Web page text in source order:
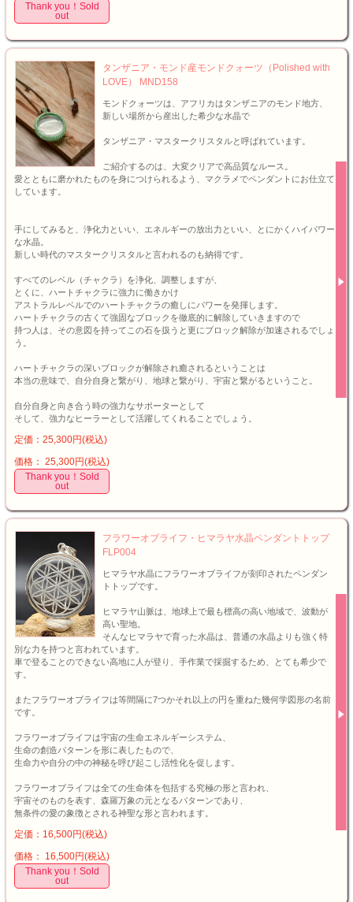
Thank you！Sold
out
タンザニア・モンド産モンドクォーツ（Polished with
LOVE） MND158
モンドクォーツは、アフリカはタンザニアのモンド地方、
新しい場所から産出した希少な水晶で
タンザニア・マスタークリスタルと呼ばれています。
ご紹介するのは、大変クリアで高品質なルース。
愛とともに磨かれたものを身につけられるよう、マクラメでペンダントにお仕立て
しています。
手にしてみると、浄化力といい、エネルギーの放出力といい、とにかくハイパワー
な水晶。
新しい時代のマスタークリスタルと言われるのも納得です。
すべてのレベル（チャクラ）を浄化、調整しますが、
とくに、ハートチャクラに強力に働きかけ
アストラルレベルでのハートチャクラの癒しにパワーを発揮します。
ハートチャクラの古くて強固なブロックを徹底的に解除していきますので
持つ人は、その意図を持ってこの石を扱うと更にブロック解除が加速されるでしょ
う。
ハートチャクラの深いブロックが解除され癒されるということは
本当の意味で、自分自身と繋がり、地球と繋がり、宇宙と繋がるということ。
自分自身と向き合う時の強力なサポーターとして
そして、強力なヒーラーとして活躍してくれることでしょう。
定価：25,300円(税込)
価格： 25,300円(税込)
Thank you！Sold
out
フラワーオブライフ・ヒマラヤ水晶ペンダントトップ
FLP004
ヒマラヤ水晶にフラワーオブライフが刻印されたペンダン
トトップです。
ヒマラヤ山脈は、地球上で最も標高の高い地域で、波動が
高い聖地。
そんなヒマラヤで育った水晶は、普通の水晶よりも強く特
別な力を持つと言われています。
車で登ることのできない高地に人が登り、手作業で採掘するため、とても希少で
す。
またフラワーオブライフは等間隔に7つかそれ以上の円を重ねた幾何学図形の名前
です。
フラワーオブライフは宇宙の生命エネルギーシステム、
生命の創造パターンを形に表したもので、
生命力や自分の中の神秘を呼び起こし活性化を促します。
フラワーオブライフは全ての生命体を包括する究極の形と言われ、
宇宙そのものを表す、森羅万象の元となるパターンであり、
無条件の愛の象徴とされる神聖な形と言われます。
定価：16,500円(税込)
価格： 16,500円(税込)
Thank you！Sold
out